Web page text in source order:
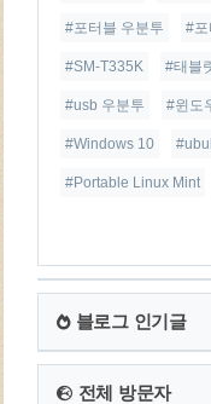
#포터블 우분투 #포
#SM-T335K #태블
#usb 우분투 #윈도
#Windows 10
#Portable Linux Mint
블로그 인기글
전체 방문자